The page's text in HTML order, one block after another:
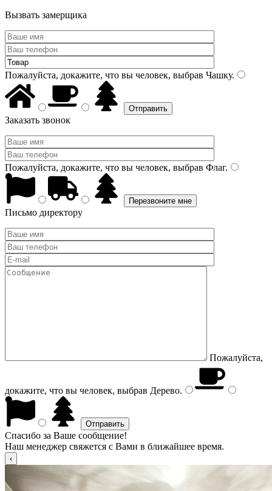
Вызвать замерщика
Пожалуйста, докажите, что вы человек, выбрав Чашку.
Заказать звонок
Пожалуйста, докажите, что вы человек, выбрав Флаг.
Письмо директору
Пожалуйста,
докажите, что вы человек, выбрав Дерево.
Спасибо за Ваше сообщение!
Наш менеджер свяжется с Вами в ближайшее время.